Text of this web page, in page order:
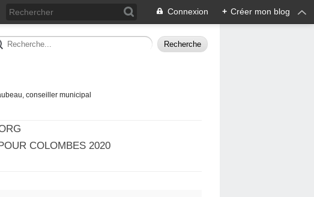
Connexion + Créer mon blog
conseiller municipal
COLOMBES 2020